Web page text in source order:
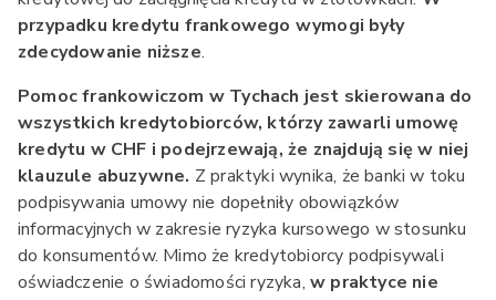
przypadku kredytu frankowego wymogi były
zdecydowanie niższe.
Pomoc frankowiczom w Tychach jest skierowana do
wszystkich kredytobiorców, którzy zawarli umowę
kredytu w CHF i podejrzewają, że znajdują się w niej
klauzule abuzywne. Z praktyki wynika, że banki w toku
podpisywania umowy nie dopełniły obowiązków
informacyjnych w zakresie ryzyka kursowego w stosunku
do konsumentów. Mimo że kredytobiorcy podpisywali
oświadczenie o świadomości ryzyka, w praktyce nie